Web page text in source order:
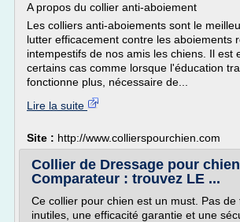
A propos du collier anti-aboiement
Les colliers anti-aboiements sont le
lutter efficacement contre les aboiements
intempestifs de nos amis les chiens. Il est
certains cas comme lorsque l'éducation
fonctionne plus, nécessaire de...
Lire la suite
Site : http://www.collierspourchien.com
Collier de Dressage pour
Comparateur : trouvez LE ...
Ce collier pour chien est un must. Pas de
inutiles, une efficacité garantie et une